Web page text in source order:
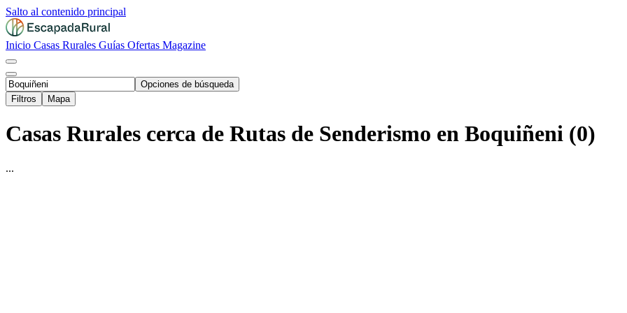
Salto al contenido principal
Inicio Casas Rurales Guías Ofertas Magazine
Opciones de búsqueda
Filtros
Mapa
Casas Rurales cerca de Rutas de Senderismo en Boquiñeni (0)
...